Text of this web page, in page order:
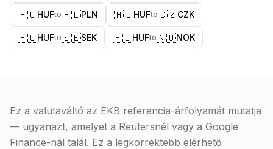
🇭🇺HUFto🇵🇱PLN 🇭🇺HUFto🇨🇿CZK
🇭🇺HUFto🇸🇪SEK 🇭🇺HUFto🇳🇴NOK
Ez a valutaváltó az EKB referencia-árfolyamát mutatja
— ugyanazt, amelyet a Reutersnél vagy a Google
Finance-nál talál. Ez a legkorrektebb elérhető